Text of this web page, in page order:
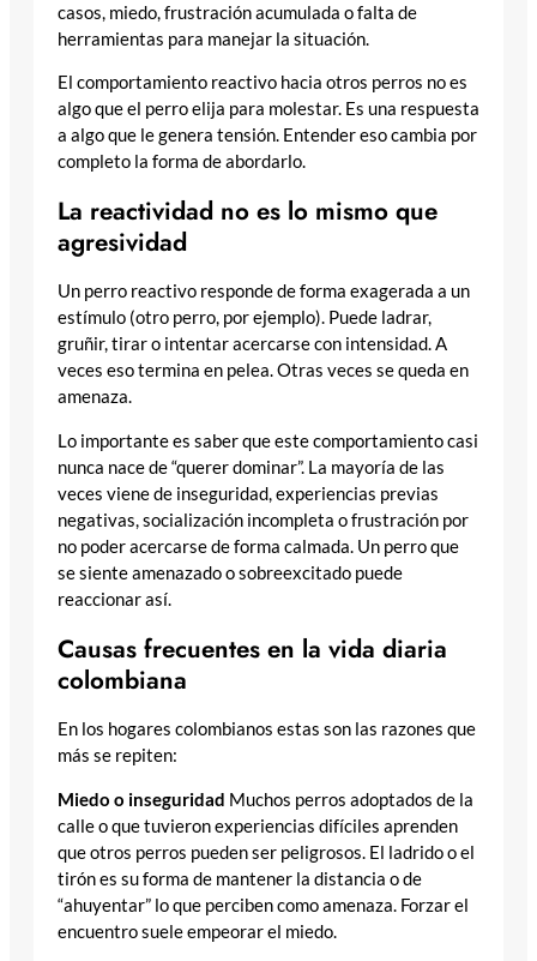
casos, miedo, frustración acumulada o falta de
herramientas para manejar la situación.
El comportamiento reactivo hacia otros perros no es
algo que el perro elija para molestar. Es una respuesta
a algo que le genera tensión. Entender eso cambia por
completo la forma de abordarlo.
La reactividad no es lo mismo que
agresividad
Un perro reactivo responde de forma exagerada a un
estímulo (otro perro, por ejemplo). Puede ladrar,
gruñir, tirar o intentar acercarse con intensidad. A
veces eso termina en pelea. Otras veces se queda en
amenaza.
Lo importante es saber que este comportamiento casi
nunca nace de “querer dominar”. La mayoría de las
veces viene de inseguridad, experiencias previas
negativas, socialización incompleta o frustración por
no poder acercarse de forma calmada. Un perro que
se siente amenazado o sobreexcitado puede
reaccionar así.
Causas frecuentes en la vida diaria
colombiana
En los hogares colombianos estas son las razones que
más se repiten:
Miedo o inseguridad Muchos perros adoptados de la
calle o que tuvieron experiencias difíciles aprenden
que otros perros pueden ser peligrosos. El ladrido o el
tirón es su forma de mantener la distancia o de
“ahuyentar” lo que perciben como amenaza. Forzar el
encuentro suele empeorar el miedo.